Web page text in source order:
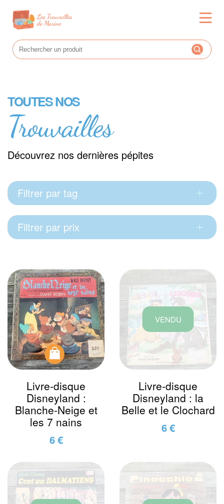
TOUTES NOS
Trouvailles
Découvrez nos dernières pépites
Filtrer par tag
Filtrer par prix
Livre-disque
Disneyland :
Blanche-Neige et
les 7 nains
6 €
VENDU
Livre-disque
Disneyland : la
Belle et le Clochard
6 €